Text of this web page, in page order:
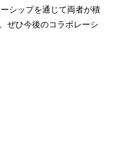
シップを通じて両者が積
ぜひ今後のコラボレーシ